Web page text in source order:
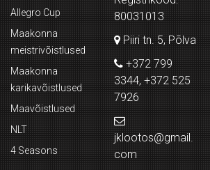
Allegro Cup
Maakonna
meistrivõistlused
Maakonna
karikavõistlused
Maavõistlused
NLT
4 Seasons
80031013
Piiri tn. 5, Põlva
+372 799
3344, +372 525
7926
jklootos@gmail.
com